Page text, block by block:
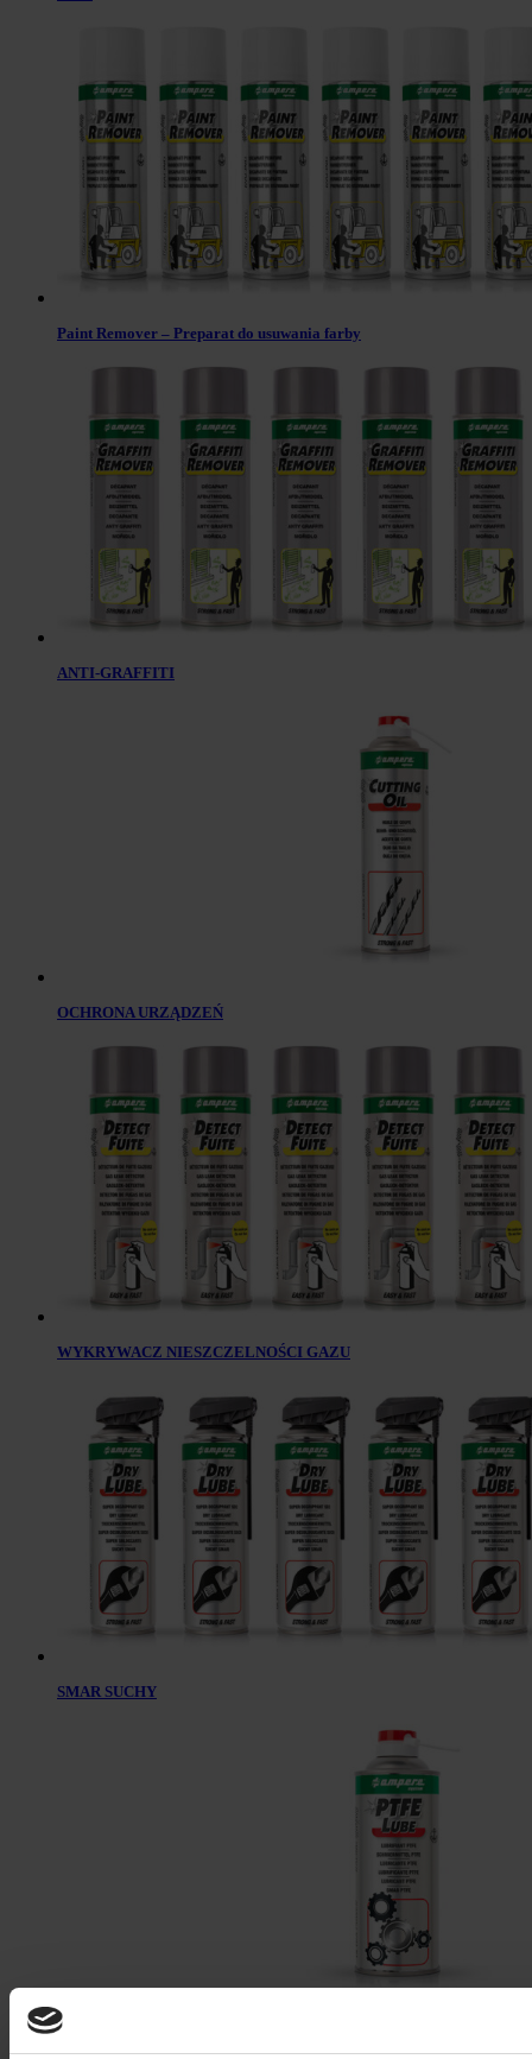
Paint Remover – Preparat do usuwania farby
ANTI-GRAFFITI
OCHRONA URZĄDZEŃ
WYKRYWACZ NIESZCZELNOŚCI GAZU
SMAR SUCHY
Suchy Smar na bazie PTFE – PTFE LUBE